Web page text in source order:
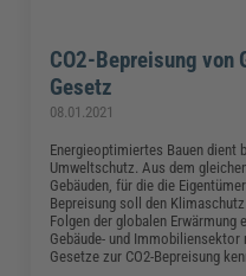
CO2-Bepreisung von
Gesetz
08.01.2021
Energieoptimiertes Bauen dient
Umweltschutz. Aus dem
Gebäuden, für die die
Bepreisung soll den
Folgen der globalen Erwärmung
Gebäude- und
Gesetze zur CO2-Bepreisung